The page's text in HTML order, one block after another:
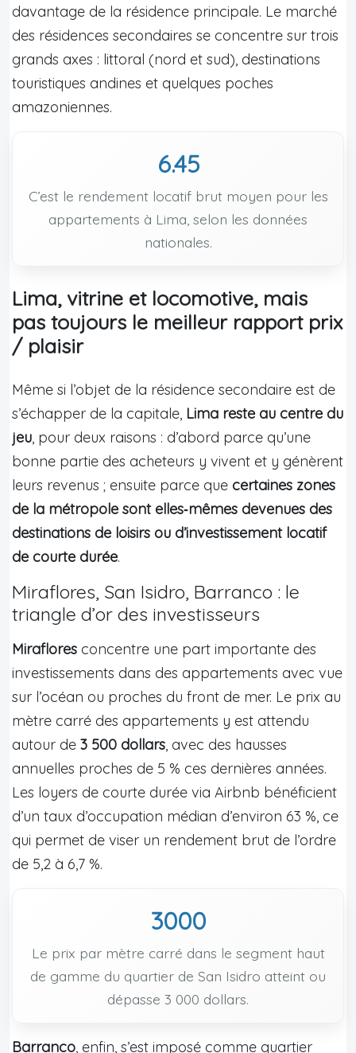
davantage de la résidence principale. Le marché
des résidences secondaires se concentre sur trois
grands axes : littoral (nord et sud), destinations
touristiques andines et quelques poches
amazoniennes.
6.45
C’est le rendement locatif brut moyen pour les
appartements à Lima, selon les données
nationales.
Lima, vitrine et locomotive, mais
pas toujours le meilleur rapport prix
/ plaisir
Même si l’objet de la résidence secondaire est de
s’échapper de la capitale, Lima reste au centre du
jeu, pour deux raisons : d’abord parce qu’une
bonne partie des acheteurs y vivent et y génèrent
leurs revenus ; ensuite parce que certaines zones
de la métropole sont elles‑mêmes devenues des
destinations de loisirs ou d’investissement locatif
de courte durée.
Miraflores, San Isidro, Barranco : le
triangle d’or des investisseurs
Miraflores concentre une part importante des
investissements dans des appartements avec vue
sur l’océan ou proches du front de mer. Le prix au
mètre carré des appartements y est attendu
autour de 3 500 dollars, avec des hausses
annuelles proches de 5 % ces dernières années.
Les loyers de courte durée via Airbnb bénéficient
d’un taux d’occupation médian d’environ 63 %, ce
qui permet de viser un rendement brut de l’ordre
de 5,2 à 6,7 %.
3000
Le prix par mètre carré dans le segment haut
de gamme du quartier de San Isidro atteint ou
dépasse 3 000 dollars.
Barranco, enfin, s’est imposé comme quartier